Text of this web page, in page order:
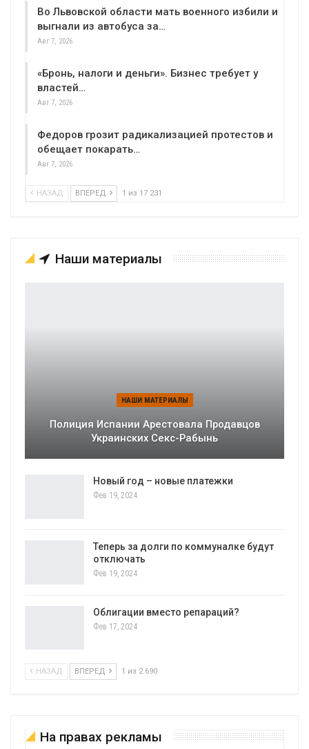
Во Львовской области мать военного избили и
выгнали из автобуса за…
Авг 7, 2026
«Бронь, налоги и деньги». Бизнес требует у
властей…
Авг 7, 2026
Федоров грозит радикализацией протестов и
обещает покарать…
Авг 7, 2026
НАЗАД ВПЕРЕД 1 из 17 231
Наши материалы
НАШИ МАТЕРИАЛЫ
Полиция Испании Арестовала Продавцов
Украинских Секс-Рабынь
Новый год – новые платежки
Фев 19, 2024
Теперь за долги по коммуналке будут
отключать
Фев 19, 2024
Облигации вместо репараций?
Фев 17, 2024
НАЗАД ВПЕРЕД 1 из 2 690
На правах рекламы